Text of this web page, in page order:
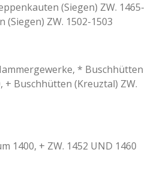
(Siegen) ZW. 1465-
(Siegen) ZW. 1502-1503
* Buschhütten
+ Buschhütten (Kreuztal) ZW.
1400, + ZW. 1452 UND 1460